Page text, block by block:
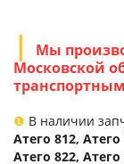
Мы
Московской
❶ В наличии
Атего 812,
Атего 822, Атего